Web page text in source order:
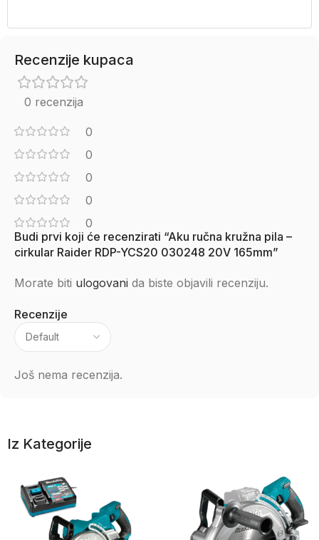
Recenzije kupaca
0 recenzija
0
0
0
0
0
Recenzije
Još nema recenzija.
Budi prvi koji će recenzirati “Aku ručna kružna pila –
cirkular Raider RDP-YCS20 030248 20V 165mm”
Morate biti ulogovani da biste objavili recenziju.
Iz Kategorije